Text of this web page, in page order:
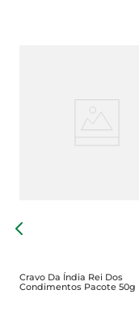
Cravo Da Índia Rei Dos
Condimentos Pacote 50g